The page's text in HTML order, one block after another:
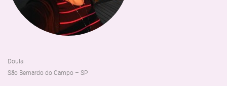
Doula
São Bernardo do Campo – SP